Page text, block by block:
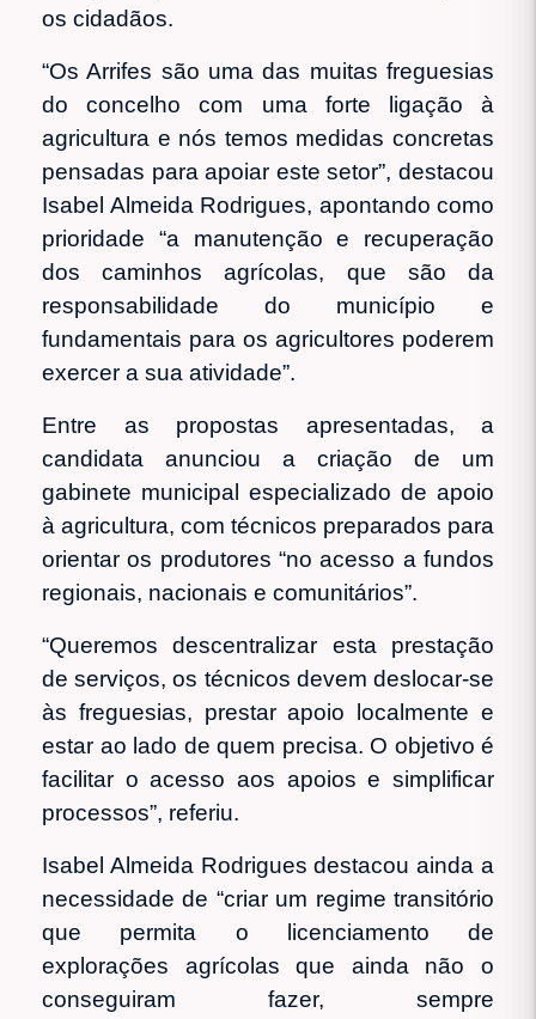
os cidadãos.
“Os Arrifes são uma das muitas freguesias
do concelho com uma forte ligação à
agricultura e nós temos medidas concretas
pensadas para apoiar este setor”, destacou
Isabel Almeida Rodrigues, apontando como
prioridade “a manutenção e recuperação
dos caminhos agrícolas, que são da
responsabilidade do município e
fundamentais para os agricultores poderem
exercer a sua atividade”.
Entre as propostas apresentadas, a
candidata anunciou a criação de um
gabinete municipal especializado de apoio
à agricultura, com técnicos preparados para
orientar os produtores “no acesso a fundos
regionais, nacionais e comunitários”.
“Queremos descentralizar esta prestação
de serviços, os técnicos devem deslocar-se
às freguesias, prestar apoio localmente e
estar ao lado de quem precisa. O objetivo é
facilitar o acesso aos apoios e simplificar
processos”, referiu.
Isabel Almeida Rodrigues destacou ainda a
necessidade de “criar um regime transitório
que permita o licenciamento de
explorações agrícolas que ainda não o
conseguiram fazer, sempre